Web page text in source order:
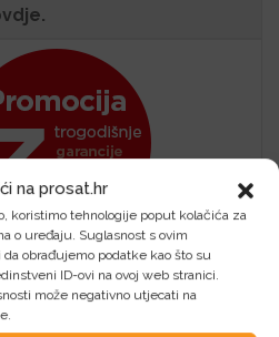
na prosat.hr
koristimo tehnologije poput kolačića za
o uređaju. Suglasnost s ovim
obrađujemo podatke kao što su
ID-ovi na ovoj web stranici.
može negativno utjecati na